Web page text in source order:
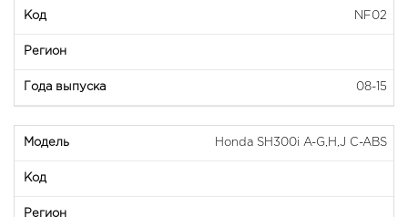
NF02
08-15
Honda SH300i A-G,H,J C-ABS